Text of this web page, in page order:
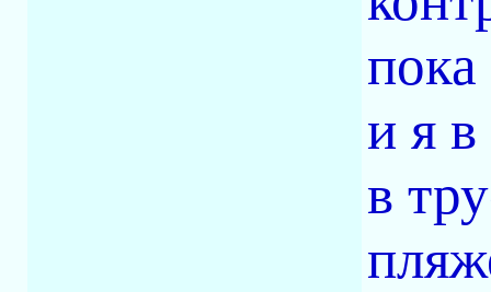
пока
и я
в